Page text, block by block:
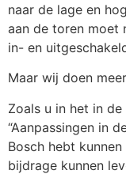
naar de lage en
aan de toren moet
in- en
Maar wij doen
Zoals u in het in
“Aanpassingen in
Bosch hebt
bijdrage kunnen